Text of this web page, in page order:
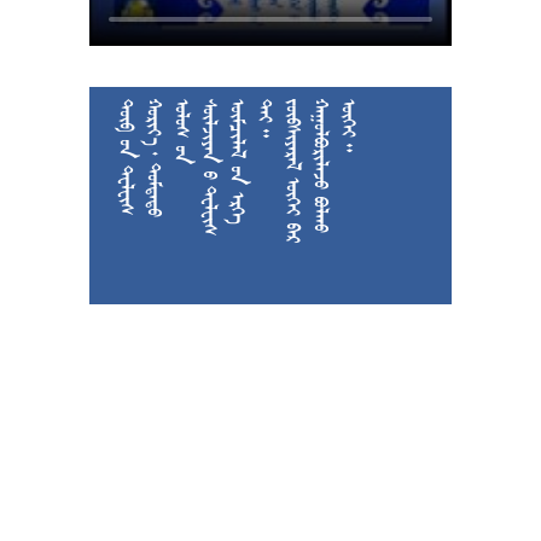

































































  






































 